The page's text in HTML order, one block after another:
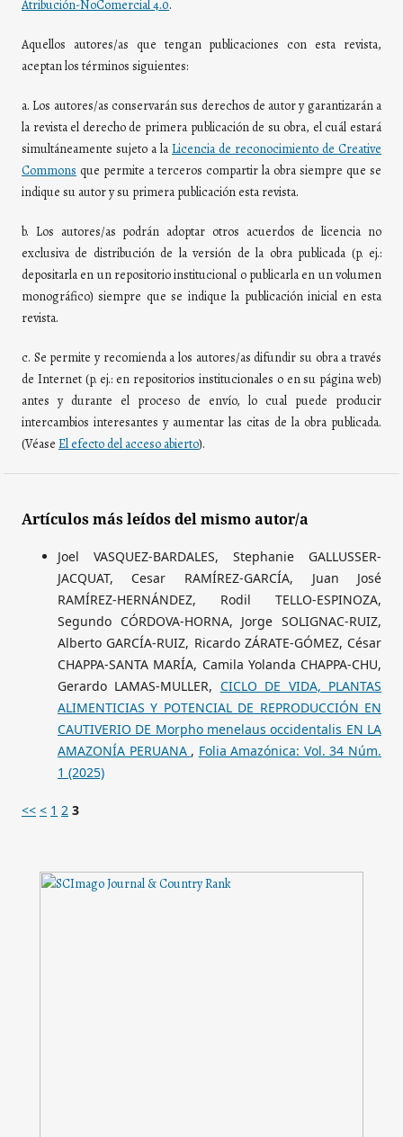
Atribución-NoComercial 4.0.
Aquellos autores/as que tengan publicaciones con esta revista,
aceptan los términos siguientes:
a. Los autores/as conservarán sus derechos de autor y garantizarán a
la revista el derecho de primera publicación de su obra, el cuál estará
simultáneamente sujeto a la Licencia de reconocimiento de Creative
Commons que permite a terceros compartir la obra siempre que se
indique su autor y su primera publicación esta revista.
b. Los autores/as podrán adoptar otros acuerdos de licencia no
exclusiva de distribución de la versión de la obra publicada (p. ej.:
depositarla en un repositorio institucional o publicarla en un volumen
monográfico) siempre que se indique la publicación inicial en esta
revista.
c. Se permite y recomienda a los autores/as difundir su obra a través
de Internet (p. ej.: en repositorios institucionales o en su página web)
antes y durante el proceso de envío, lo cual puede producir
intercambios interesantes y aumentar las citas de la obra publicada.
(Véase El efecto del acceso abierto).
Artículos más leídos del mismo autor/a
Joel VASQUEZ-BARDALES, Stephanie GALLUSSER-
JACQUAT, Cesar RAMÍREZ-GARCÍA, Juan José
RAMÍREZ-HERNÁNDEZ, Rodil TELLO-ESPINOZA,
Segundo CÓRDOVA-HORNA, Jorge SOLIGNAC-RUIZ,
Alberto GARCÍA-RUIZ, Ricardo ZÁRATE-GÓMEZ, César
CHAPPA-SANTA MARÍA, Camila Yolanda CHAPPA-CHU,
Gerardo LAMAS-MULLER, CICLO DE VIDA, PLANTAS
ALIMENTICIAS Y POTENCIAL DE REPRODUCCIÓN EN
CAUTIVERIO DE Morpho menelaus occidentalis EN LA
AMAZONÍA PERUANA , Folia Amazónica: Vol. 34 Núm.
1 (2025)
<< < 1 2 3